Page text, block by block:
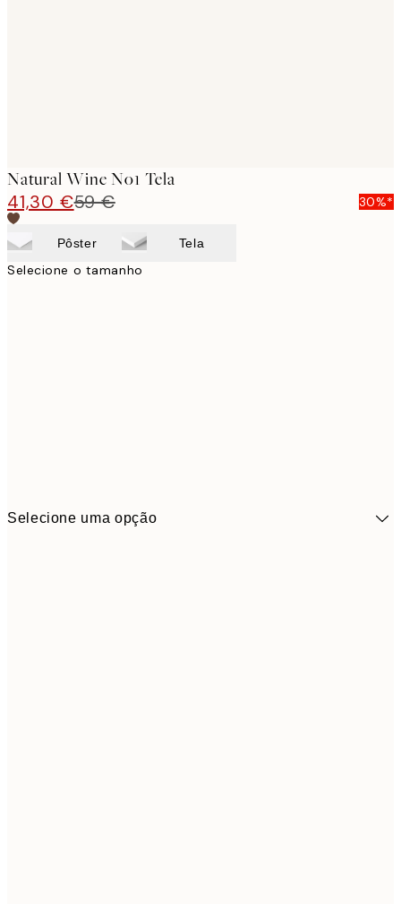
Natural Wine No1 Tela
41,30 €59 € 30%*
Pôster Tela
Selecione o tamanho
Selecione uma opção